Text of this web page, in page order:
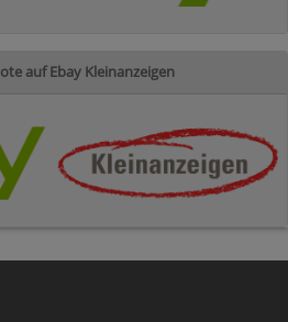
auf Ebay Kleinanzeigen